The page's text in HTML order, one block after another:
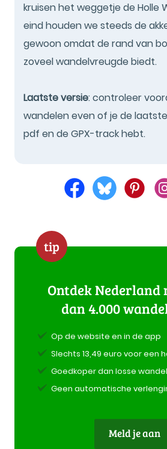
kruisen het weggetje de Holle
eind houden we steeds de
gewoon omdat de rand van
zoveel wandelvreugde biedt.
Laatste versie: controleer
wandelen even of je de
pdf en de GPX-track hebt.
tip
Ontdek Nederland
dan 4.000
Op de website en in de app
Slechts 13,49 euro voor een
Goedkoper dan losse
Geen automatische
Meld je aan